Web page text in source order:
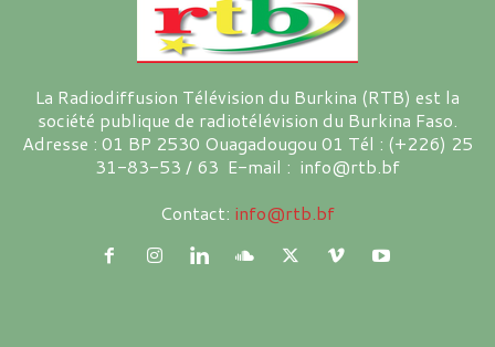
La Radiodiffusion Télévision du Burkina (RTB) est la
société publique de radiotélévision du Burkina Faso.
Adresse : 01 BP 2530 Ouagadougou 01 Tél : (+226) 25
31-83-53 / 63 E-mail : info@rtb.bf
Contact: info@rtb.bf